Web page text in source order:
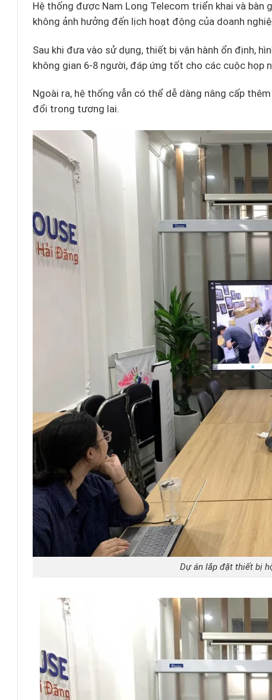
Hệ thống được Nam Long Telecom triển khai và
không ảnh hưởng đến lịch hoạt động của doanh
Sau khi đưa vào sử dụng, thiết bị vận hành ổn định,
không gian 6-8 người, đáp ứng tốt cho các cuộc họp
Ngoài ra, hệ thống vẫn có thể dễ dàng nâng cấp
đổi trong tương lai.
Dự án lắp đặt thiết bị